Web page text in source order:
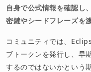
自身で公式情報を確認し
密鍵やシードフレーズを
コミュニティでは、
ブトークンを発行し、早
するのではないかという